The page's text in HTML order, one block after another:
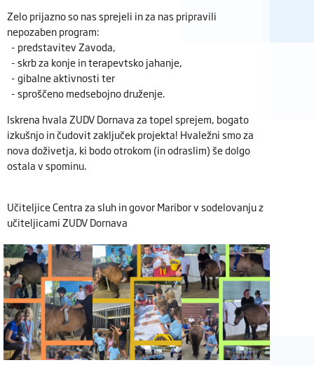
Zelo prijazno so nas sprejeli in za nas pripravili
nepozaben program:
- predstavitev Zavoda,
- skrb za konje in terapevtsko jahanje,
- gibalne aktivnosti ter
- sproščeno medsebojno druženje.
Iskrena hvala ZUDV Dornava za topel sprejem, bogato
izkušnjo in čudovit zaključek projekta! Hvaležni smo za
nova doživetja, ki bodo otrokom (in odraslim) še dolgo
ostala v spominu.
Učiteljice Centra za sluh in govor Maribor v sodelovanju z
učiteljicami ZUDV Dornava